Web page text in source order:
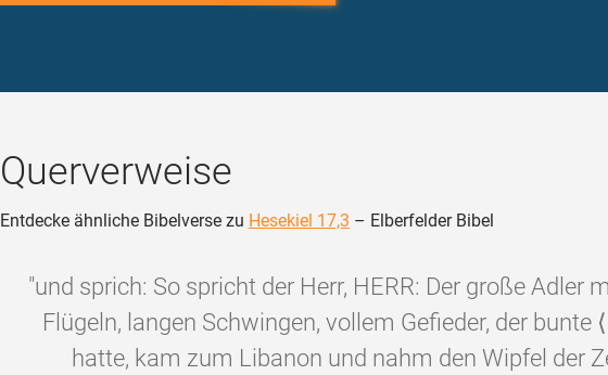
Querverweise
Entdecke ähnliche Bibelverse zu Hesekiel 17,3 – Elberfelder Bibel
"und sprich: So spricht der Herr, HERR: Der große Adler
Flügeln, langen Schwingen, vollem Gefieder, der bunte
hatte, kam zum Libanon und nahm den Wipfel der